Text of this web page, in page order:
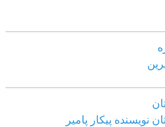
نویسنده پیکار پامیر